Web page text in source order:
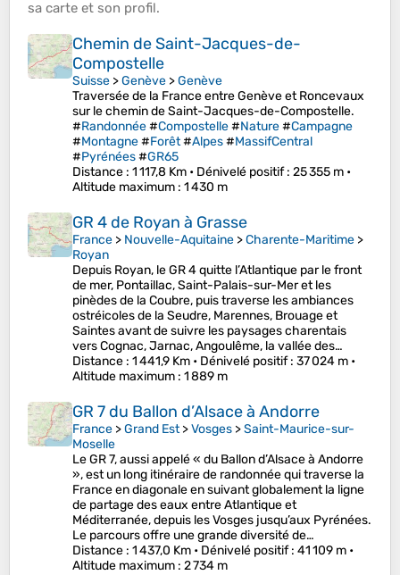
sa carte et son profil.
Chemin de Saint-Jacques-de-
Compostelle
Suisse >Genève >Genève
Traversée de la France entre Genève et Roncevaux
sur le chemin de Saint-Jacques-de-Compostelle.
#Randonnée#Compostelle#Nature#Campagne
#Montagne#Forêt#Alpes#MassifCentral
#Pyrénées#GR65
Distance : 1 117,8 Km • Dénivelé positif: 25 355 m •
Altitude maximum : 1 430 m
GR 4 de Royan à Grasse
France > Nouvelle-Aquitaine >Charente-Maritime >
Royan
Depuis Royan, le GR 4 quitte l’Atlantique par le front
de mer, Pontaillac, Saint-Palais-sur-Mer et les
pinèdes de la Coubre, puis traverse les ambiances
ostréicoles de la Seudre, Marennes, Brouage et
Saintes avant de suivre les paysages charentais
vers Cognac, Jarnac, Angoulême, la vallée des…
Distance : 1 441,9 Km • Dénivelé positif: 37 024 m •
Altitude maximum : 1 889 m
GR 7 du Ballon d’Alsace à Andorre
France >Grand Est>Vosges >Saint-Maurice-sur-
Moselle
Le GR 7, aussi appelé « du Ballon d’Alsace à Andorre
», est un long itinéraire de randonnée qui traverse la
France en diagonale en suivant globalement la ligne
de partage des eaux entre Atlantique et
Méditerranée, depuis les Vosges jusqu’aux Pyrénées.
Le parcours offre une grande diversité de…
Distance : 1 437,0 Km • Dénivelé positif: 41 109 m •
Altitude maximum : 2 734 m